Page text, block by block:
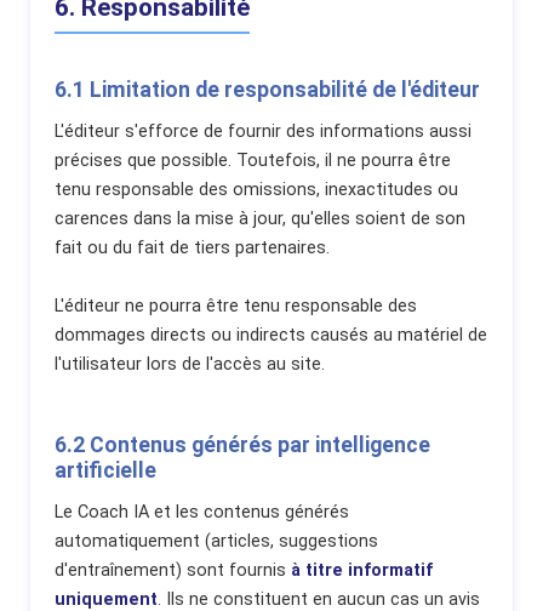
6. Responsabilité
6.1 Limitation de responsabilité de l'éditeur
L'éditeur s'efforce de fournir des informations aussi
précises que possible. Toutefois, il ne pourra être
tenu responsable des omissions, inexactitudes ou
carences dans la mise à jour, qu'elles soient de son
fait ou du fait de tiers partenaires.
L'éditeur ne pourra être tenu responsable des
dommages directs ou indirects causés au matériel de
l'utilisateur lors de l'accès au site.
6.2 Contenus générés par intelligence
artificielle
Le Coach IA et les contenus générés
automatiquement (articles, suggestions
d'entraînement) sont fournis à titre informatif
uniquement. Ils ne constituent en aucun cas un avis